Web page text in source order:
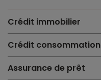
Crédit immobilier
Crédit consommation
Assurance de prêt